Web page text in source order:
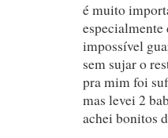
é muito
especialmente
impossível
sem sujar o
pra mim foi
mas levei 2
achei bonitos